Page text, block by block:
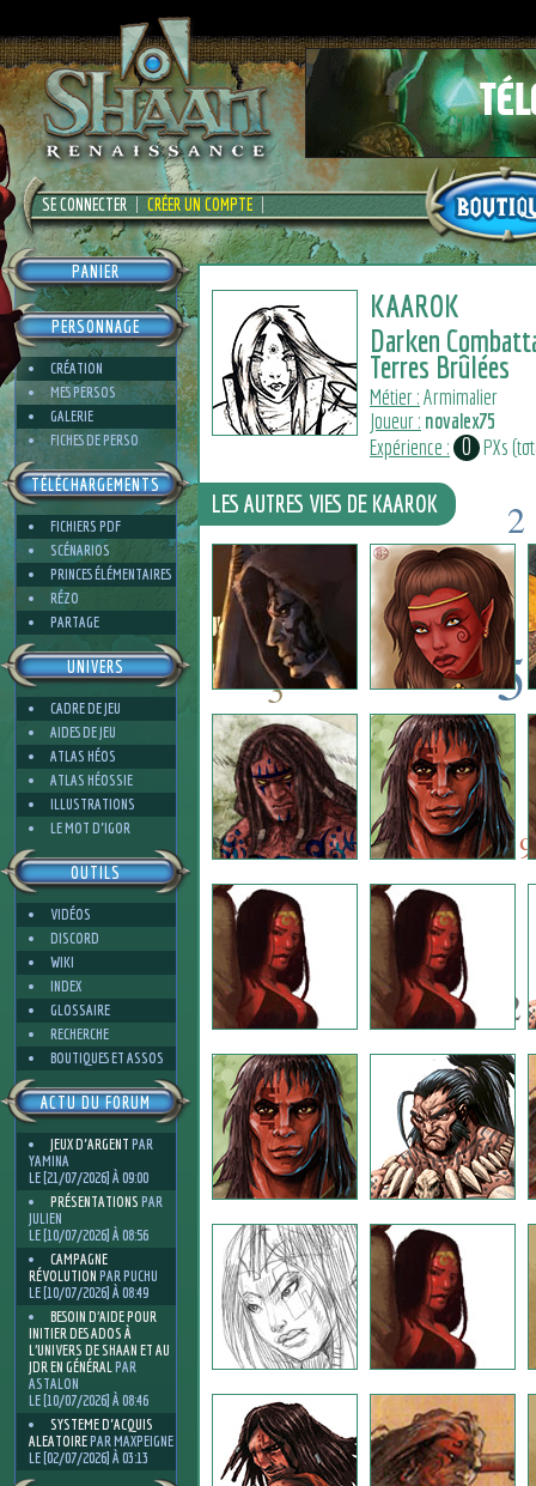
SE CONNECTER CRÉER UN COMPTE
PANIER
PERSONNAGE
CRÉATION
MES PERSOS
GALERIE
FICHES DE PERSO
TÉLÉCHARGEMENTS
FICHIERS PDF
SCÉNARIOS
PRINCES ÉLÉMENTAIRES
RÉZO
PARTAGE
UNIVERS
CADRE DE JEU
AIDES DE JEU
ATLAS HÉOS
ATLAS HÉOSSIE
ILLUSTRATIONS
LE MOT D'IGOR
OUTILS
VIDÉOS
DISCORD
WIKI
INDEX
GLOSSAIRE
RECHERCHE
BOUTIQUES ET ASSOS
ACTU DU FORUM
JEUX D'ARGENT PAR
YAMINA
LE [21/07/2026] À 09:00
PRÉSENTATIONS PAR
JULIEN
LE [10/07/2026] À 08:56
CAMPAGNE
RÉVOLUTION PAR PUCHU
LE [10/07/2026] À 08:49
BESOIN D’AIDE POUR
INITIER DES ADOS À
L’UNIVERS DE SHAAN ET AU
JDR EN GÉNÉRALPAR
ASTALON
LE [10/07/2026] À 08:46
SYSTEME D'ACQUIS
ALEATOIREPAR MAXPEIGNE
LE [02/07/2026] À 03:13
KAAROK
Darken
Terres Brûlées
Métier :Armimalier
Joueur : novalex75
Expérience : 0 PXs
9
5
8
5
8
2
3
3
4
2
LES AUTRES VIES DE KAAROK